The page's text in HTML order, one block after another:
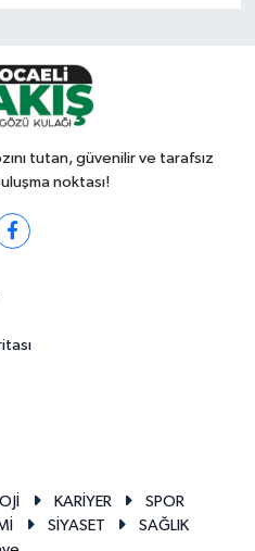
tutan, güvenilir ve tarafsız
noktası!
KARİYER
SPOR
SİYASET
SAĞLIK